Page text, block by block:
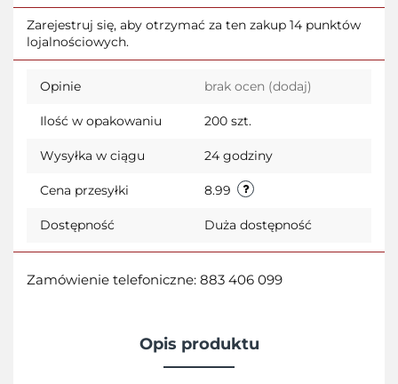
Do
Zarejestruj się, aby otrzymać za ten zakup 14 punktów
lojalnościowych.
Opinie brak ocen (dodaj)
Ilość w opakowaniu 200 szt.
Wysyłka w ciągu 24 godziny
Cena przesyłki 8.99
Dostępność Duża dostępność
Zamówienie telefoniczne: 883 406 099
Opis produktu